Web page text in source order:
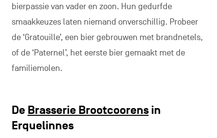
bierpassie van vader en zoon. Hun gedurfde
smaakkeuzes laten niemand onverschillig. Probeer
de ‘Gratouille’, een bier gebrouwen met brandnetels,
of de ‘Paternel’, het eerste bier gemaakt met de
familiemolen.
De Brasserie Brootcoorensin
Erquelinnes